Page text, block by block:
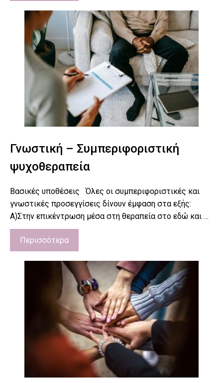
Γνωστική – Συμπεριφοριστική
ψυχοθεραπεία
Βασικές υποθέσεις Όλες οι συμπεριφοριστικές και
γνωστικές προσεγγίσεις δίνουν έμφαση στα εξής:
Α)Στην επικέντρωση μέσα στη θεραπεία στο εδώ και …
Περισσότερα